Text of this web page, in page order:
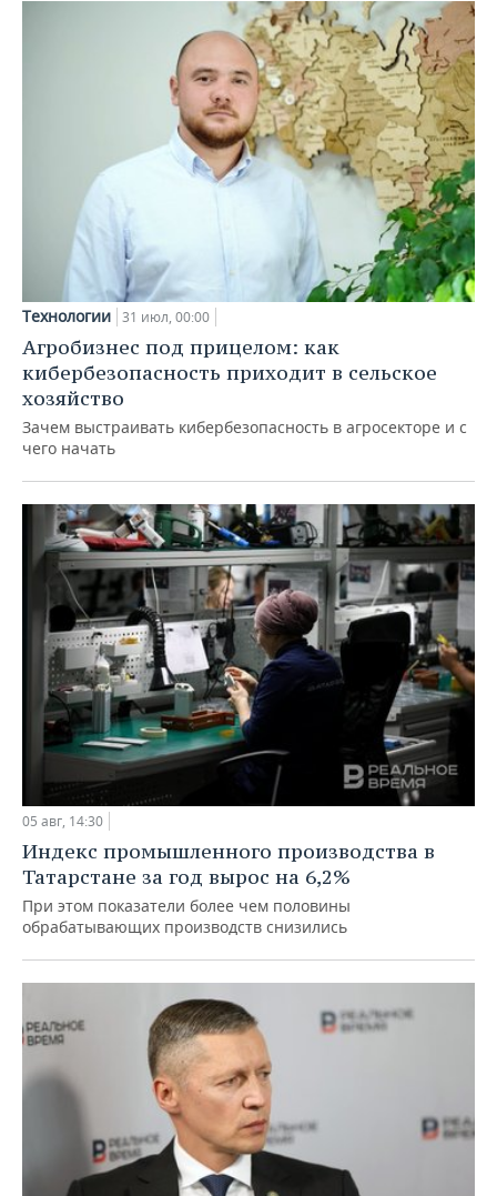
Технологии 31 июл, 00:00
Агробизнес под прицелом: как
кибербезопасность приходит в сельское
хозяйство
Зачем выстраивать кибербезопасность в агросекторе и с
чего начать
05 авг, 14:30
Индекс промышленного производства в
Татарстане за год вырос на 6,2%
При этом показатели более чем половины
обрабатывающих производств снизились